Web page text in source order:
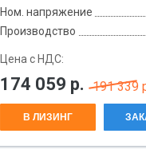
Ном. напряжение
Производство
Цена с НДС:
174 059 р. 191 339
В ЛИЗИНГ